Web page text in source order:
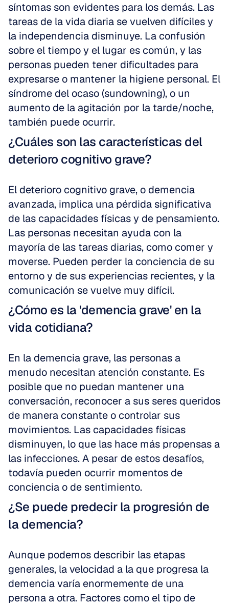
síntomas son evidentes para los demás. Las
tareas de la vida diaria se vuelven difíciles y
la independencia disminuye. La confusión
sobre el tiempo y el lugar es común, y las
personas pueden tener dificultades para
expresarse o mantener la higiene personal. El
síndrome del ocaso (sundowning), o un
aumento de la agitación por la tarde/noche,
también puede ocurrir.
¿Cuáles son las características del
deterioro cognitivo grave?
El deterioro cognitivo grave, o demencia
avanzada, implica una pérdida significativa
de las capacidades físicas y de pensamiento.
Las personas necesitan ayuda con la
mayoría de las tareas diarias, como comer y
moverse. Pueden perder la conciencia de su
entorno y de sus experiencias recientes, y la
comunicación se vuelve muy difícil.
¿Cómo es la 'demencia grave' en la
vida cotidiana?
En la demencia grave, las personas a
menudo necesitan atención constante. Es
posible que no puedan mantener una
conversación, reconocer a sus seres queridos
de manera constante o controlar sus
movimientos. Las capacidades físicas
disminuyen, lo que las hace más propensas a
las infecciones. A pesar de estos desafíos,
todavía pueden ocurrir momentos de
conciencia o de sentimiento.
¿Se puede predecir la progresión de
la demencia?
Aunque podemos describir las etapas
generales, la velocidad a la que progresa la
demencia varía enormemente de una
persona a otra. Factores como el tipo de